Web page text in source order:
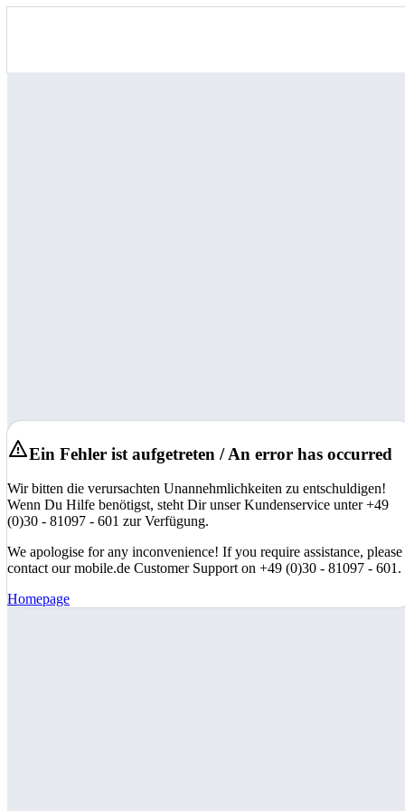
Ein Fehler ist aufgetreten / An error has occurred
Wir bitten die verursachten Unannehmlichkeiten zu entschuldigen!
Wenn Du Hilfe benötigst, steht Dir unser Kundenservice unter +49
(0)30 - 81097 - 601 zur Verfügung.
We apologise for any inconvenience! If you require assistance, please
contact our mobile.de Customer Support on +49 (0)30 - 81097 - 601.
Homepage